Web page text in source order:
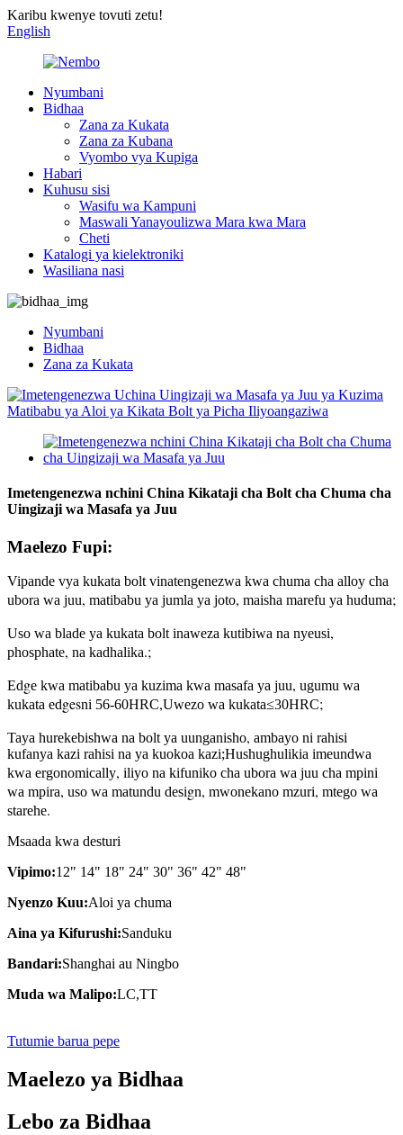
Karibu kwenye tovuti zetu!
English
Nyumbani
Bidhaa
Zana za Kukata
Zana za Kubana
Vyombo vya Kupiga
Habari
Kuhusu sisi
Wasifu wa Kampuni
Maswali Yanayoulizwa Mara kwa Mara
Cheti
Katalogi ya kielektroniki
Wasiliana nasi
Nyumbani
Bidhaa
Zana za Kukata
Imetengenezwa nchini China Kikataji cha Bolt cha Chuma cha
Uingizaji wa Masafa ya Juu
Maelezo Fupi:
Vipande vya kukata bolt vinatengenezwa kwa chuma cha alloy cha
ubora wa juu, matibabu ya jumla ya joto, maisha marefu ya huduma;
Uso wa blade ya kukata bolt inaweza kutibiwa na nyeusi,
phosphate, na kadhalika.;
Edge kwa matibabu ya kuzima kwa masafa ya juu, ugumu wa
kukata edgesni 56-60HRC,Uwezo wa kukata≤30HRC;
Taya hurekebishwa na bolt ya uunganisho, ambayo ni rahisi
kufanya kazi rahisi na ya kuokoa kazi;Hushughulikia imeundwa
kwa ergonomically, iliyo na kifuniko cha ubora wa juu cha mpini
wa mpira, uso wa matundu design, mwonekano mzuri, mtego wa
starehe.
Msaada kwa desturi
Vipimo:12" 14" 18" 24" 30" 36" 42" 48"
Nyenzo Kuu:Aloi ya chuma
Aina ya Kifurushi:Sanduku
Bandari:Shanghai au Ningbo
Muda wa Malipo:LC,TT
Tutumie barua pepe
Maelezo ya Bidhaa
Lebo za Bidhaa